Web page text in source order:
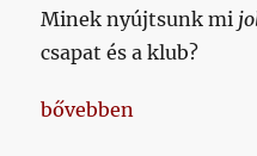
Minek nyújtsunk mi
csapat és a klub?
„Büszke és bátor
bővebben